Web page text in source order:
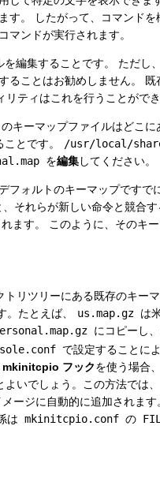
す。 したがって、コマンド
マンドが実行されます。
編集することです。 ただし
ることはお勧めしません。
リティはこれを行うことができ
キーマップファイルはどこに
とです。 /usr/local/
を編集してください。
フォルトのキーマップですで
それらが新しい命令と競合
ます。 このように、そのキ
トリツリーにある既存のキー
。たとえば、 us.map.gz は
にコピーし
で設定することに
mkinitcpio フックを使う場合
よいでしょう。この方法では、
ージに自動的に追加されま
は mkinitcpio.conf の